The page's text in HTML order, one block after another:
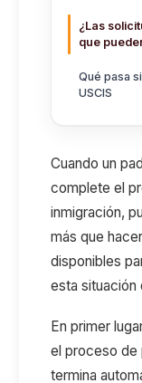
¿Las
que
Qué pasa
USCIS
Cuando un
complete el
inmigración,
más que
disponibles
esta situación
En primer
el proceso de
termina